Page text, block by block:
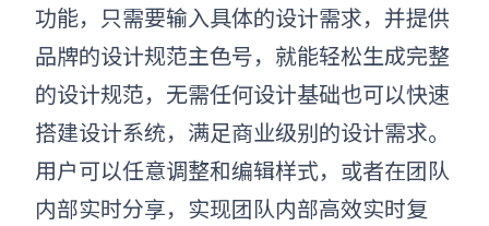
功能，只需要输入具体的设计需求，并提供
品牌的设计规范主色号，就能轻松生成完整
的设计规范，无需任何设计基础也可以快速
搭建设计系统，满足商业级别的设计需求。
用户可以任意调整和编辑样式，或者在团队
内部实时分享，实现团队内部高效实时复